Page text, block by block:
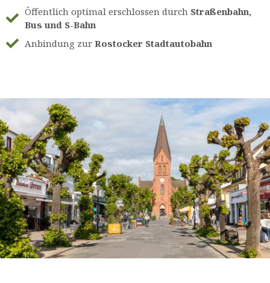
Öffentlich optimal erschlossen durch Straßenbahn,
Bus und S-Bahn
Anbindung zurRostocker Stadtautobahn